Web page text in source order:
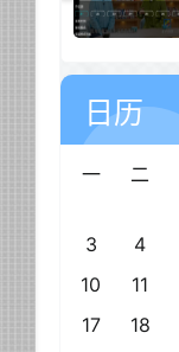
日历
一 二
3
4
10
11
17
18